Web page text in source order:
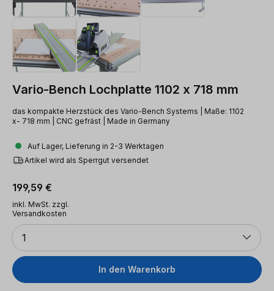
Vario-Bench Lochplatte 1102 x 718 mm
das kompakte Herzstück des Vario-Bench Systems | Maße: 1102
x- 718 mm | CNC gefräst | Made in Germany
Auf Lager, Lieferung in 2-3 Werktagen
Artikel wird als Sperrgut versendet
Regulärer Preis:
199,59 €
inkl. MwSt. zzgl.
Versandkosten
Anzahl
1
In den Warenkorb